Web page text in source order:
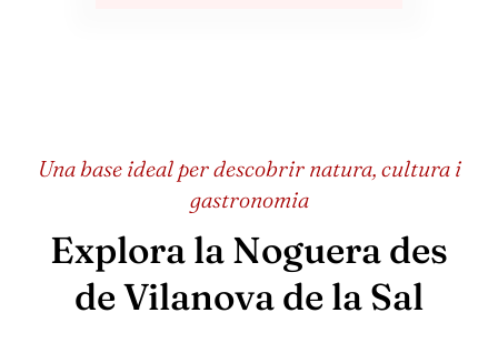
Una base ideal per descobrir natura, cultura i
gastronomia
Explora la Noguera des
de Vilanova de la Sal